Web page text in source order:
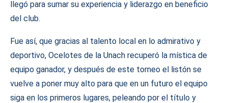
llegó para sumar su experiencia y liderazgo en beneficio
del club.
Fue así, que gracias al talento local en lo admirativo y
deportivo, Ocelotes de la Unach recuperó la mística de
equipo ganador, y después de este torneo el listón se
vuelve a poner muy alto para que en un futuro el equipo
siga en los primeros lugares, peleando por el título y